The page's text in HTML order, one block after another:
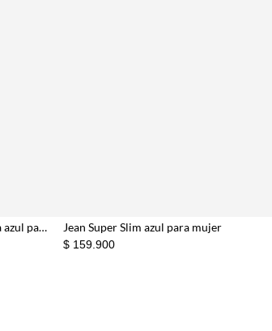
Jean Slouchy con doble pretina azul para mujer Jean Super Slim azul para mujer
$ 159.900